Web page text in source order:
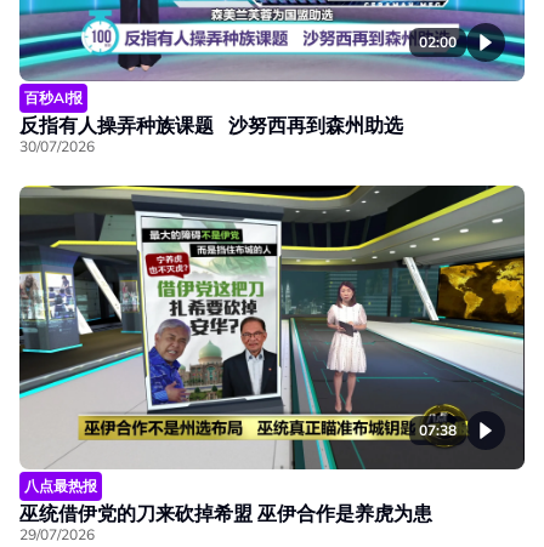
02:00
百秒AI报
反指有人操弄种族课题 沙努西再到森州助选
30/07/2026
07:38
八点最热报
巫统借伊党的刀来砍掉希盟 巫伊合作是养虎为患
29/07/2026